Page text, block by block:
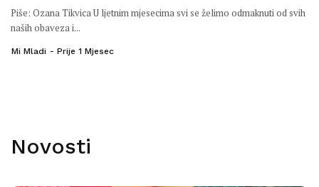
Piše: Ozana Tikvica U ljetnim mjesecima svi se želimo odmaknuti od svih
naših obaveza i...
Mi Mladi Prije 1 Mjesec
Novosti